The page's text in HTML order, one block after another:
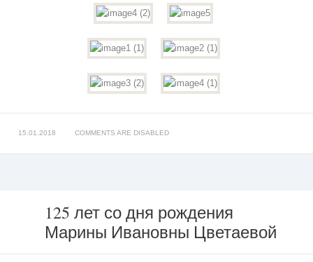
15.01.2018 COMMENTS ARE DISABLED
со
125 лет со дня рождения
Марины Ивановны Цветаевой